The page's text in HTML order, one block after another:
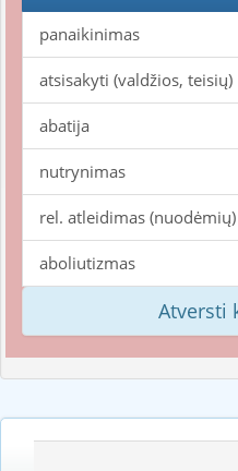
panaikinimas
atsisakyti (valdžios, teisių)
abatija
nutrynimas
rel. atleidimas (nuodėmių)
aboliutizmas
Atversti